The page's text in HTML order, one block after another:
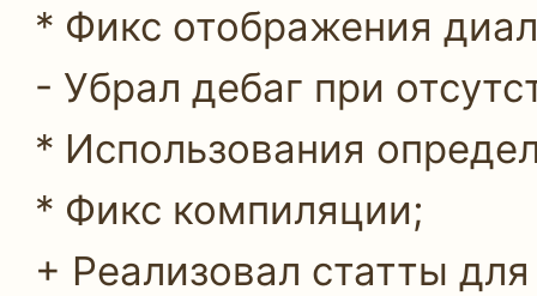
* Фикс отображения
- Убрал дебаг при
* Использования
* Фикс компиляции;
+ Реализовал статты